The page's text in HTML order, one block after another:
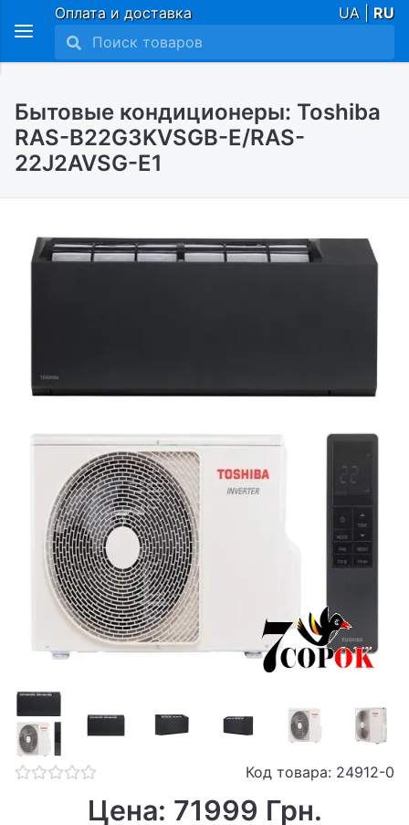
Оплата и доставка UA | RU
Бытовые кондиционеры: Toshiba
RAS-B22G3KVSGB-E/RAS-
22J2AVSG-E1
Код товара: 24912-0
Цена: 71999 Грн.